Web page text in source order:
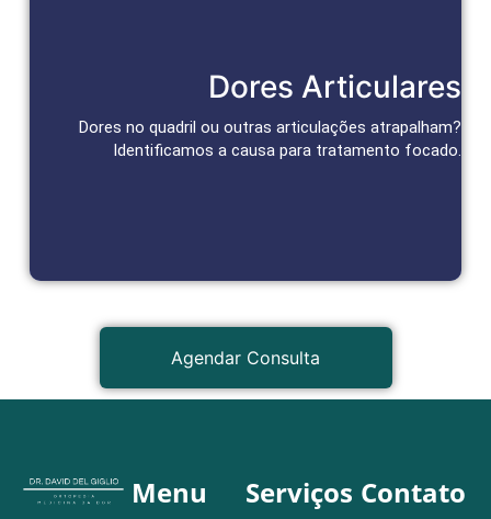
Dores Articulares
Dores no quadril ou outras articulações atrapalham?
Identificamos a causa para tratamento focado.
Tratamento das Articulações
Abordagens personalizadas para alívio da dor e recuperação
da função articular.
Agendar Consulta
Agendar Consulta
Menu Serviços Contato